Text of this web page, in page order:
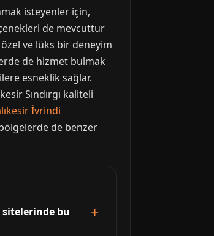
isteyenler için,
de mevcuttur
ve lüks bir deneyim
de hizmet bulmak
esneklik sağlar.
Sındırgı kaliteli
İvrindi
de benzer
sitelerinde bu